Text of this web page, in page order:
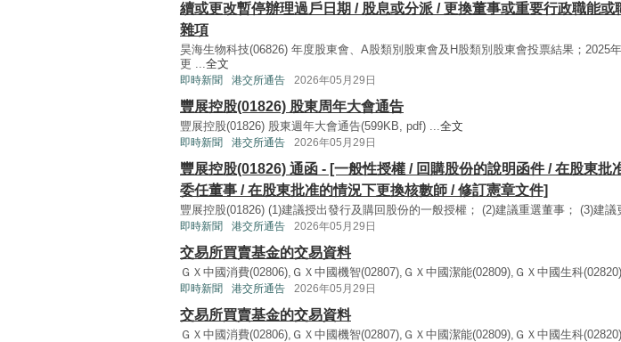
續或更改暫停辦理過戶日期 / 股息或分派 / 更換董事或重要行政職能或
雜項
昊海生物科技(06826) 年度股東會、A股類別股東會及H股類別股東會投票結果；2025
更 ...全文
即時新聞 港交所通告 2026年05月29日
豐展控股(01826) 股東周年大會通告
豐展控股(01826) 股東週年大會通告(599KB, pdf) ...全文
即時新聞 港交所通告 2026年05月29日
豐展控股(01826) 通函 - [一般性授權 / 回購股份的說明函件 / 在股東批
委任董事 / 在股東批准的情況下更換核數師 / 修訂憲章文件]
豐展控股(01826) (1)建議授出發行及購回股份的一般授權； (2)建議重選董事； (3)建
即時新聞 港交所通告 2026年05月29日
交易所買賣基金的交易資料
ＧＸ中國消費(02806),ＧＸ中國機智(02807),ＧＸ中國潔能(02809),ＧＸ中國生科
即時新聞 港交所通告 2026年05月29日
交易所買賣基金的交易資料
ＧＸ中國消費(02806),ＧＸ中國機智(02807),ＧＸ中國潔能(02809),ＧＸ中國生科